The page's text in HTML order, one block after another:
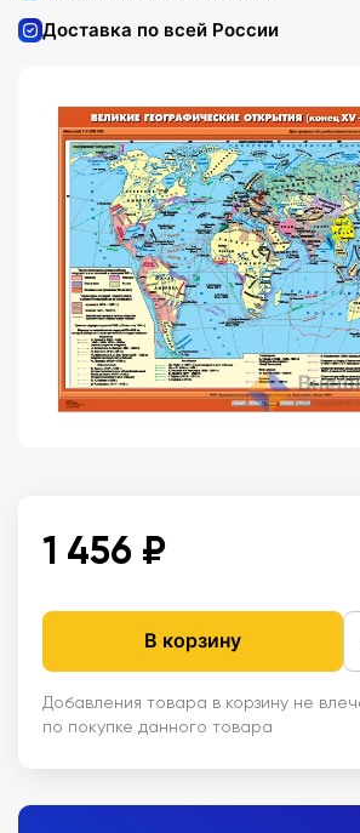
Доставка по всей России
1 456 ₽
В корзину
Добавления товара в корзину не
по покупке данного товара